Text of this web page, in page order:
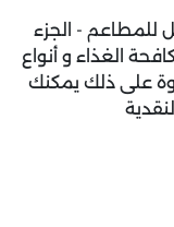
للمطاعم - الجزء
الغذاء و أنواع
على ذلك يمكنك